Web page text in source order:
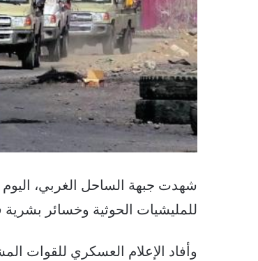
شهدت جبهة الساحل الغربي، اليوم
للمليشيات الحوثية وخسائر
وأفاد الإعلام العسكري للقوات